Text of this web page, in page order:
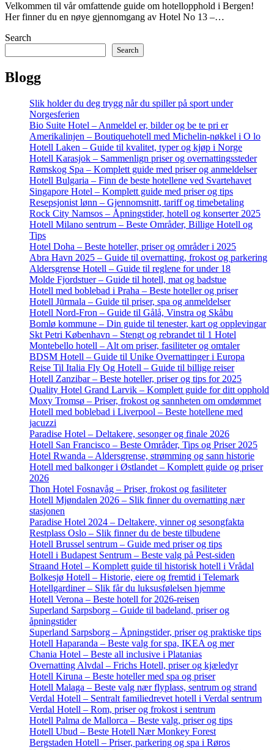
Velkommen til vår omfattende guide om hotellopphold i Bergen!
Her finner du en nøye gjennomgang av Hotel No 13 –…
Search
Search
Blogg
Slik holder du deg trygg når du spiller på sport under
Norgesferien
Bio Suite Hotel – Anmeldel er, bilder og be te pri er
Amerikalinjen – Boutiquehotell med Michelin-nøkkel i O lo
Hotell Laken – Guide til kvalitet, typer og kjøp i Norge
Hotell Karasjok – Sammenlign priser og overnattingssteder
Rømskog Spa – Komplett guide med priser og anmeldelser
Hotell Bulgaria – Finn de beste hotellene ved Svartehavet
Singapore Hotel – Komplett guide med priser og tips
Resepsjonist lønn – Gjennomsnitt, tariff og timebetaling
Rock City Namsos – Åpningstider, hotell og konserter 2025
Hotell Milano sentrum – Beste Områder, Billige Hotell og
Tips
Hotel Doha – Beste hoteller, priser og områder i 2025
Abra Havn 2025 – Guide til overnatting, frokost og parkering
Aldersgrense Hotell – Guide til reglene for under 18
Molde Fjordstuer – Guide til hotell, mat og badstue
Hotell med boblebad i Praha – Beste hoteller og priser
Hotell Jūrmala – Guide til priser, spa og anmeldelser
Hotell Nord-Fron – Guide til Gålå, Vinstra og Skåbu
Bomlø kommune – Din guide til tenester, kart og opplevingar
Skt Petri København – Stengt og rebrandet til 1 Hotel
Montebello hotell – Alt om priser, fasiliteter og omtaler
BDSM Hotell – Guide til Unike Overnattinger i Europa
Reise Til Italia Fly Og Hotell – Guide til billige reiser
Hotell Zanzibar – Beste hoteller, priser og tips for 2025
Quality Hotel Grand Larvik – Komplett guide for ditt opphold
Moxy Tromsø – Priser, frokost og sannheten om omdømmet
Hotell med boblebad i Liverpool – Beste hotellene med
jacuzzi
Paradise Hotel – Deltakere, sesonger og finale 2026
Hotell San Francisco – Beste Områder, Tips og Priser 2025
Hotel Rwanda – Aldersgrense, strømming og sann historie
Hotell med balkonger i Østlandet – Komplett guide og priser
2026
Thon Hotel Fosnavåg – Priser, frokost og fasiliteter
Hotell Mjøndalen 2026 – Slik finner du overnatting nær
stasjonen
Paradise Hotel 2024 – Deltakere, vinner og sesongfakta
Restplass Oslo – Slik finner du de beste tilbudene
Hotell Brussel sentrum – Guide med priser og tips
Hotell i Budapest Sentrum – Beste valg på Pest-siden
Straand Hotel – Komplett guide til historisk hotell i Vrådal
Bolkesjø Hotell – Historie, eiere og fremtid i Telemark
Hotellgardiner – Slik får du luksusfølelsen hjemme
Hotell Verona – Beste hotell for 2026-reisen
Superland Sarpsborg – Guide til badeland, priser og
åpningstider
Superland Sarpsborg – Åpningstider, priser og praktiske tips
Hotell Haparanda – Beste valg for spa, IKEA og mer
Chania Hotel – Beste all inclusive i Platanias
Overnatting Alvdal – Frichs Hotell, priser og kjæledyr
Hotell Kiruna – Beste hoteller med spa og priser
Hotell Malaga – Beste valg nær flyplass, sentrum og strand
Verdal Hotell – Sentralt familiedrevet hotell i Verdal sentrum
Verdal Hotell – Rom, priser og frokost i sentrum
Hotell Palma de Mallorca – Beste valg, priser og tips
Hotell Ubud – Beste Hotell Nær Monkey Forest
Bergstaden Hotell – Priser, parkering og spa i Røros